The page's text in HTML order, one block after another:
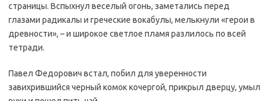
страницы. Вспыхнул веселый огонь, заметались перед
глазами радикалы и греческие вокабулы, мелькнули «герои в
древности», – и широкое светлое пламя разлилось по всей
тетради.
Павел Федорович встал, побил для уверенности
завихрившийся черный комок кочергой, прикрыл дверцу, умыл